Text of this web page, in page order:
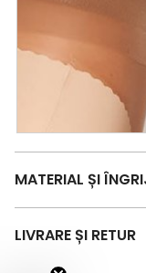
MATERIAL ȘI
LIVRARE ȘI RETUR